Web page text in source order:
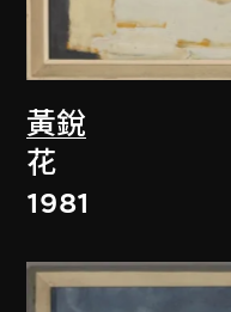
黃銳
花
1981